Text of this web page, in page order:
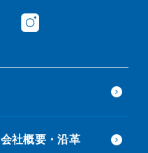
会社概要・沿革